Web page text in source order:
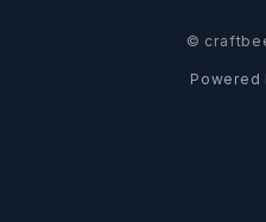
サンクトガーレン - Sankt
Hop Nation ホップネーション
8 Wired エイトワイアード
ODIN BREWING オディン
©
Powered